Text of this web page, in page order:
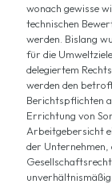
wonach gewisse
technischen
werden. Bislang
für die
delegiertem
werden den
Berichtspflichten
Errichtung von
Arbeitgebersicht
der Unternehmen,